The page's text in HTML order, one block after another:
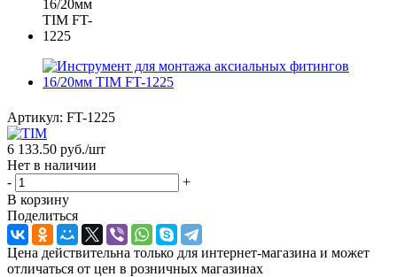
Артикул: FT-1225
6 133.50 руб./шт
Нет в наличии
-
+
В корзину
Поделиться
Цена действительна только для интернет-магазина и может
отличаться от цен в розничных магазинах